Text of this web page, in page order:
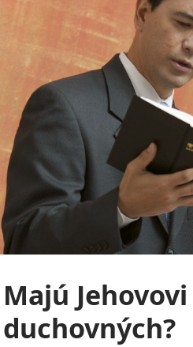
Majú
duchovných?